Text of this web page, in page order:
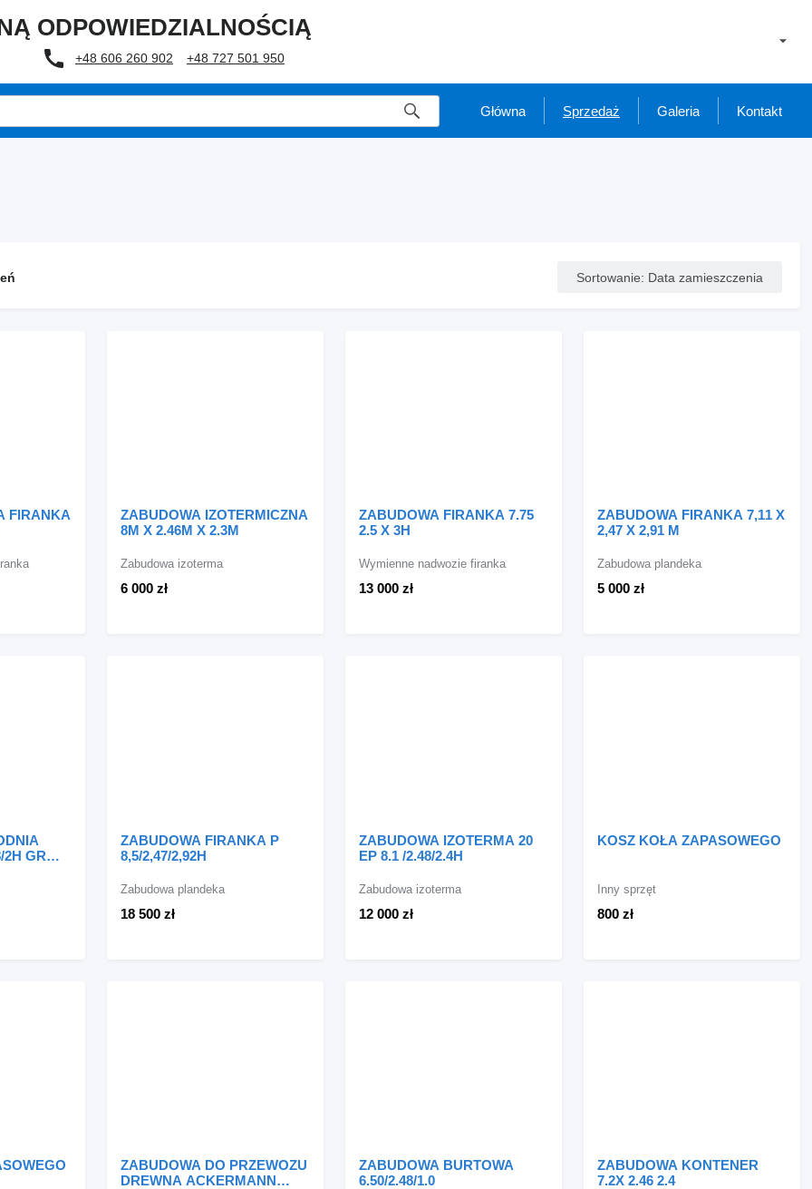
ODPOWIEDZIALNOŚCIĄ
+48 606 260 902 +48 727 501 950
Główna Sprzedaż Galeria Kontakt
Sortowanie: Data zamieszczenia
FIRANKA
ZABUDOWA IZOTERMICZNA
8M X 2.46M X 2.3M
6 000 zł
Zabudowa izoterma
ZABUDOWA FIRANKA 7.75
2.5 X 3H
13 000 zł
Wymienne nadwozie firanka
ZABUDOWA FIRANKA 7,11 X
2,47 X 2,91 M
5 000 zł
Zabudowa plandeka
2H GR
ZABUDOWA FIRANKA P
8,5/2,47/2,92H
18 500 zł
Zabudowa plandeka
ZABUDOWA IZOTERMA 20
EP 8.1 /2.48/2.4H
12 000 zł
Zabudowa izoterma
KOSZ KOŁA ZAPASOWEGO
800 zł
Inny sprzęt
ZABUDOWA DO PRZEWOZU
DREWNA ACKERMANN
ZABUDOWA BURTOWA
6.50/2.48/1.0
ZABUDOWA KONTENER
7.2X 2.46 2.4